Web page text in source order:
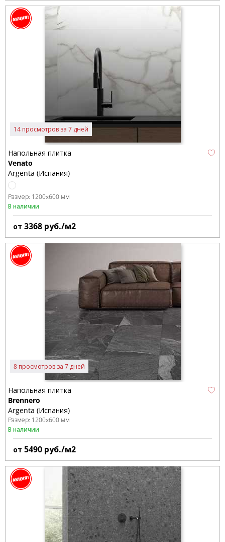
14 просмотров за 7 дней
Напольная плитка
Venato
Argenta (Испания)
Размер: 1200x600 мм
В наличии
от 3368 руб./м2
8 просмотров за 7 дней
Напольная плитка
Brennero
Argenta (Испания)
Размер: 1200x600 мм
В наличии
от 5490 руб./м2